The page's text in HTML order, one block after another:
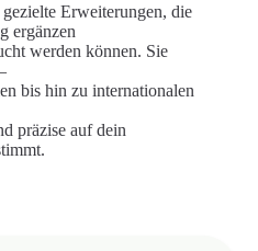
Erweiterungen, die
ergänzen
werden können. Sie
bis hin zu internationalen
präzise auf dein